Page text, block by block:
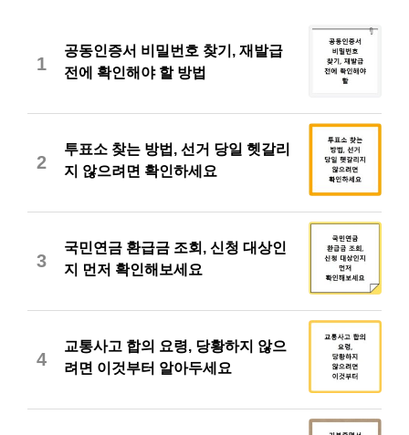
1
공동인증서 비밀번호 찾기, 재발급
전에 확인해야 할 방법
2
투표소 찾는 방법, 선거 당일 헷갈리
지 않으려면 확인하세요
3
국민연금 환급금 조회, 신청 대상인
지 먼저 확인해보세요
4
교통사고 합의 요령, 당황하지 않으
려면 이것부터 알아두세요